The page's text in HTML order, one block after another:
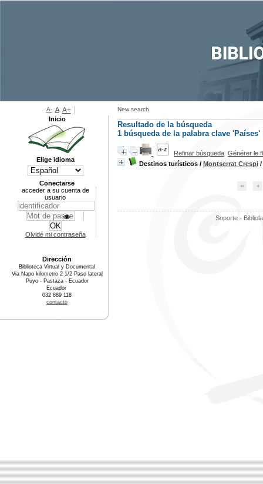
New search
Resultado de la búsqueda
1 búsqueda de la palabra clave 'Países'
Refinar búsqueda Générer le
Destinos turísticos / Montserrat Crespi /
Soporte -
A- A A+
Inicio
Elige idioma
Conectarse
acceder a su cuenta de
usuario
Olvidé mi contraseña
Dirección
Biblioteca Virtual y Documental
Via Napo kilometro 2 1/2 Paso lateral
Puyo - Pastaza - Ecuador
Ecuador
032 889 118
contacto